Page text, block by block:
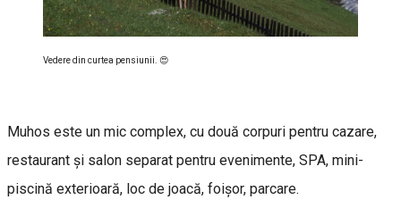
Vedere din curtea pensiunii. 😍
Muhos este un mic complex, cu două corpuri pentru cazare,
restaurant și salon separat pentru evenimente, SPA, mini-
piscină exterioară, loc de joacă, foişor, parcare.